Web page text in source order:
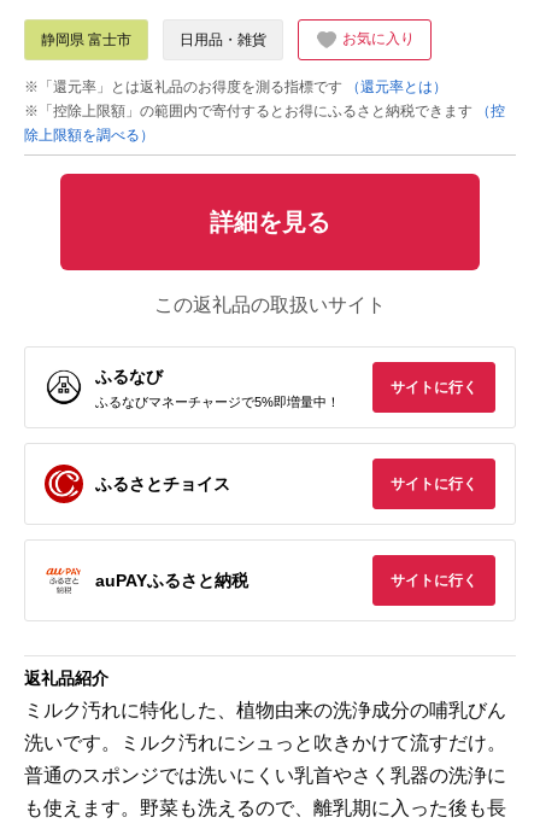
静岡県 富士市 日用品・雑貨 お気に入り
※「還元率」とは返礼品のお得度を測る指標です
（還元率とは）
※「控除上限額」の範囲内で寄付するとお得にふるさと納税できます
（控
除上限額を調べる）
詳細を見る
この返礼品の取扱いサイト
ふるなび
ふるなびマネーチャージで5%即増量中！
サイトに行く
ふるさとチョイス サイトに行く
auPAYふるさと納税 サイトに行く
返礼品紹介
ミルク汚れに特化した、植物由来の洗浄成分の哺乳びん
洗いです。ミルク汚れにシュっと吹きかけて流すだけ。
普通のスポンジでは洗いにくい乳首やさく乳器の洗浄に
も使えます。野菜も洗えるので、離乳期に入った後も長